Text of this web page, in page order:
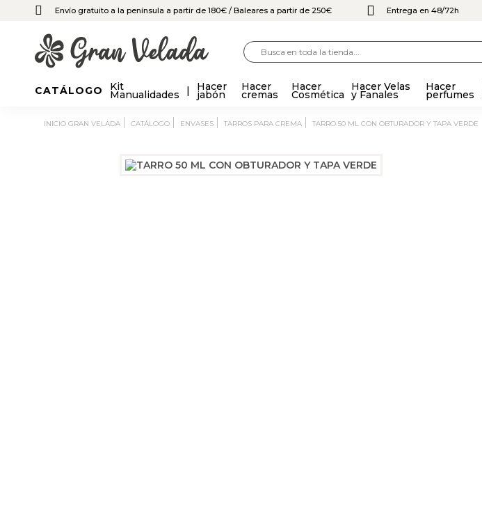
Envío gratuito a la península a partir de 180€ / Baleares a partir de 250€ Entrega en 48/72h
CATÁLOGO Kit
Manualidades
Hacer
jabón
Hacer
cremas
Hacer
Cosmética
Hacer Velas
y Fanales
Hacer
perfumes
INICIO GRAN VELADA CATÁLOGO ENVASES TARROS PARA CREMA TARRO 50 ML CON OBTURADOR Y TAPA VERDE